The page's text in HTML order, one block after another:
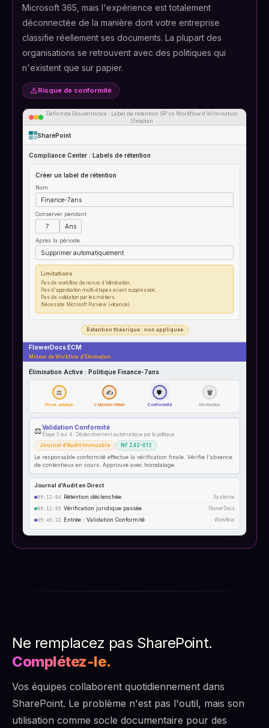
Microsoft 365, mais l'expérience est totalement
déconnectée de la manière dont votre entreprise
classifie réellement ses documents. La plupart des
organisations se retrouvent avec des politiques qui
n'existent que sur papier.
warningRisque de conformité
Déficit de Gouvernance : Label de rétention SP vs Workflow d'élimination
Uxopian
SharePoint
Compliance Center : Labels de rétention
Créer un label de rétention
Nom
Finance-7ans
Conserver pendant
7 Ans
Après la période
Supprimer automatiquement
Limitations
Pas de workflow de revue d'élimination.
Pas d'approbation multi-étapes avant suppression.
Pas de validation par les métiers.
Nécessite Microsoft Purview (+licence).
Rétention théorique : non appliquée
FlowerDocs ECM
Moteur de Workflow d'Élimination
Élimination Active : Politique Finance-7ans
⚖
Revue Juridique
✍
Validation Métier
🛡
Conformité
🗑
Destruction
⚖Validation Conformité
Étape 3 sur 4 : Déclenchement automatique par la politique
Journal d'Audit Immuable
NF Z42-013
Le responsable conformité effectue la vérification finale. Vérifie l'absence
de contentieux en cours. Approuve avec horodatage.
Journal d'Audit en Direct
09:12:04 Rétention déclenchée Système
09:12:05 Vérification juridique passée FlowerDocs
09:45:22 Entrée : Validation Conformité Workflow
Ne remplacez pas SharePoint.
Complétez-le.
Vos équipes collaborent quotidiennement dans
SharePoint. Le problème n'est pas l'outil, mais son
utilisation comme socle documentaire pour des